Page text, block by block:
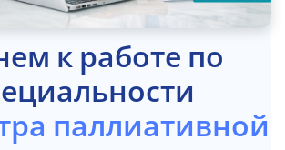
к работе по
паллиативной